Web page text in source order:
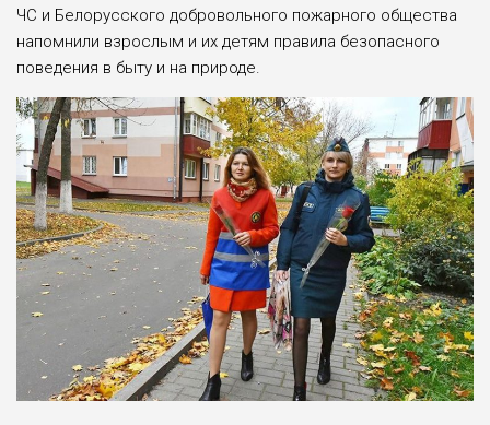
ЧС и Белорусского добровольного пожарного общества
напомнили взрослым и их детям правила безопасного
поведения в быту и на природе.